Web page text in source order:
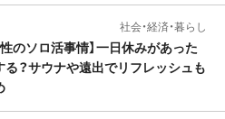
社会・経済・暮らし
性のソロ活事情】一日休みがあった
る？サウナや遠出でリフレッシュも